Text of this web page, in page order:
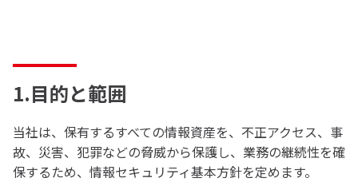
1.目的と範囲
当社は、保有するすべての情報資産を、不正アクセス、事
故、災害、犯罪などの脅威から保護し、業務の継続性を確
保するため、情報セキュリティ基本方針を定めます。